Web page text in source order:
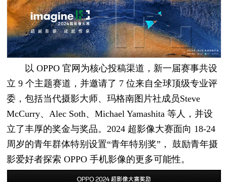
以 OPPO 官网为核心投稿渠道，新一届赛事共设
立 9 个主题赛道，并邀请了 7 位来自全球顶级专业评
委，包括当代摄影大师、玛格南图片社成员Steve
McCurry、Alec Soth、Michael Yamashita 等人，并设
立了丰厚的奖金与奖品。2024 超影像大赛面向 18-24
周岁的青年群体特别设置“青年特别奖”， 鼓励青年摄
影爱好者探索 OPPO 手机影像的更多可能性。